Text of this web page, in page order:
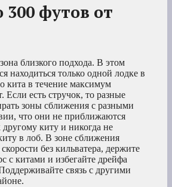
300 футов от
близкого подхода. В этом
находиться только одной лодке в
кита в течение максимум
Если есть стручок, то разные
зоны сближения с разными
что они не приближаются
киту и никогда не
в лоб. В зоне сближения
без кильватера, держите
с китами и избегайте дрейфа
связь с другими